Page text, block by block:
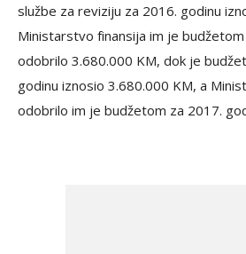
službe za reviziju za 2016. godinu
Ministarstvo finansija im je
odobrilo 3.680.000 KM, dok je
godinu iznosio 3.680.000 KM, a
odobrilo im je budžetom za 2017.